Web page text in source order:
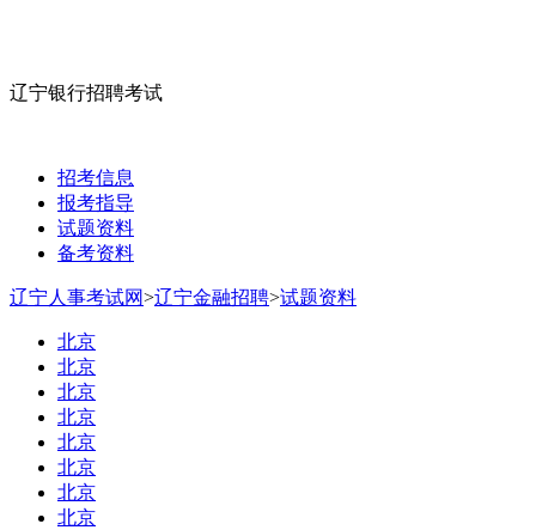
辽宁银行招聘考试
招考信息
报考指导
试题资料
备考资料
辽宁人事考试网>辽宁金融招聘>试题资料
北京
北京
北京
北京
北京
北京
北京
北京